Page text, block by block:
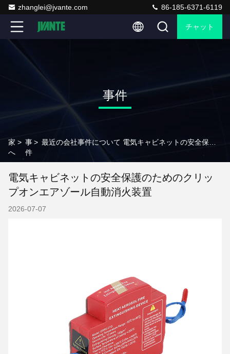
zhanglei@jvante.com 86-185-6371-6119
チャット
事件
家
へ
> 事
件
>
電気キャビネットの安全保護のためのクリッ
プオンエアゾール自動消火装置
2026-07-07